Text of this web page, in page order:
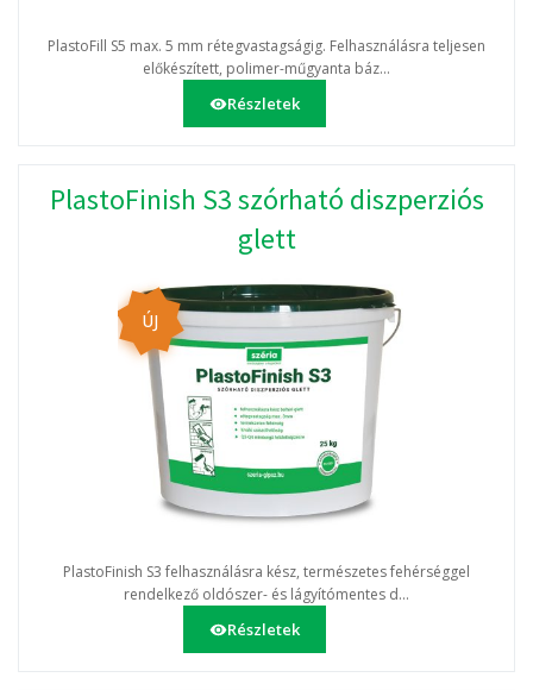
PlastoFill S5 max. 5 mm rétegvastagságig. Felhasználásra teljesen
előkészített, polimer-műgyanta báz...
Részletek
PlastoFinish S3 szórható diszperziós
glett
ÚJ
PlastoFinish S3 felhasználásra kész, természetes fehérséggel
rendelkező oldószer- és lágyítómentes d...
Részletek